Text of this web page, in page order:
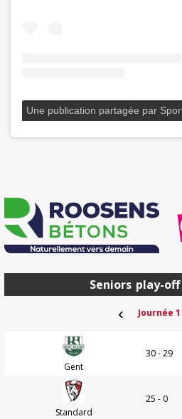
Une publication partagée par
Seniors play-off
‹ Journée 1
Gent
30 - 29
Standard
25 - 0